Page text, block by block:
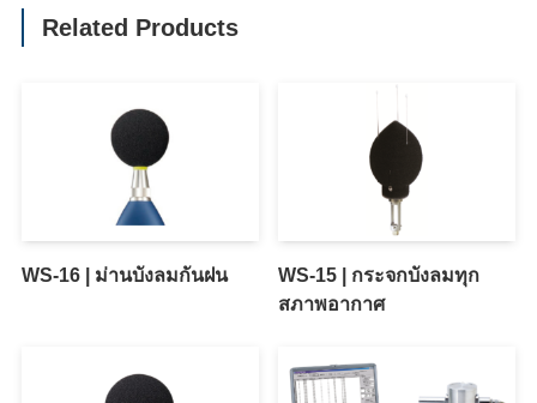
Related Products
WS-16 | ม่านบังลมกันฝน
WS-15 | กระจกบังลมทุก
สภาพอากาศ